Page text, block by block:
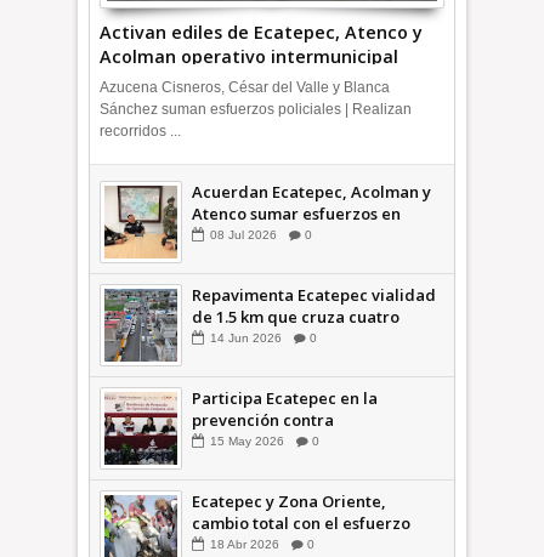
Activan ediles de Ecatepec, Atenco y
Acolman operativo intermunicipal
Azucena Cisneros, César del Valle y Blanca
Sánchez suman esfuerzos policiales | Realizan
recorridos ...
Acuerdan Ecatepec, Acolman y
Atenco sumar esfuerzos en
seguridad
08 Jul 2026 0
Repavimenta Ecatepec vialidad
de 1.5 km que cruza cuatro
comunidades +Video
14 Jun 2026 0
Participa Ecatepec en la
prevención contra
inundaciones en el Valle de
15 May 2026 0
Ecatepec y Zona Oriente,
cambio total con el esfuerzo
conjunto: Azucena; retiran 21
18 Abr 2026 0